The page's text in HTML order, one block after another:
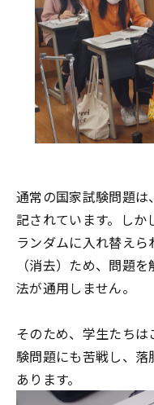
通常の国家試験問題
記されています。しか
ランダムに入れ替え
（消去）ため、問題
法が通用しません。
そのため、学生たち
験問題にも苦戦し、
あります。